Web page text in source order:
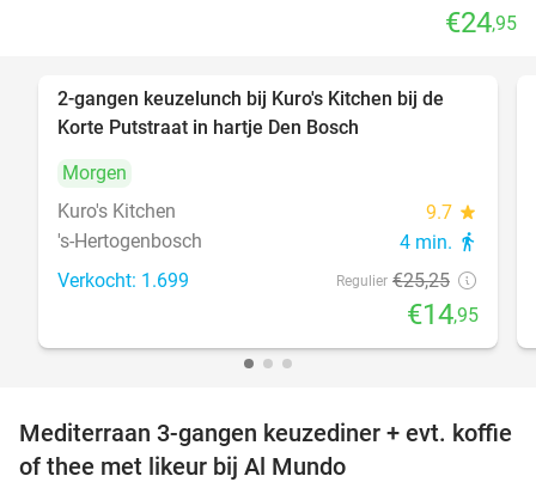
€24,95
2-gangen keuzelunch bij Kuro's Kitchen bij de
Korte Putstraat in hartje Den Bosch
Morgen
Kuro's Kitchen
9.7 star
's-Hertogenbosch 4 min. directions_walk
Verkocht: 1.699 Regulier €25,25
€14,95
27%
Mediterraan 3-gangen keuzediner + evt. koffie
of thee met likeur bij Al Mundo